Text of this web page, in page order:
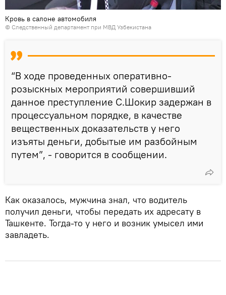
Кровь в салоне автомобиля
© Следственный департамент при МВД Узбекистана
“В ходе проведенных оперативно-
розыскных мероприятий совершивший
данное преступление С.Шокир задержан в
процессуальном порядке, в качестве
вещественных доказательств у него
изъяты деньги, добытые им разбойным
путем”, - говорится в сообщении.
Как оказалось, мужчина знал, что водитель
получил деньги, чтобы передать их адресату в
Ташкенте. Тогда-то у него и возник умысел ими
завладеть.